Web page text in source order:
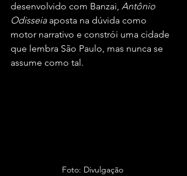
desenvolvido com Banzai, Antônio
Odisseia aposta na dúvida como
motor narrativo e constrói uma cidade
que lembra São Paulo, mas nunca se
assume como tal.
Foto: Divulgação